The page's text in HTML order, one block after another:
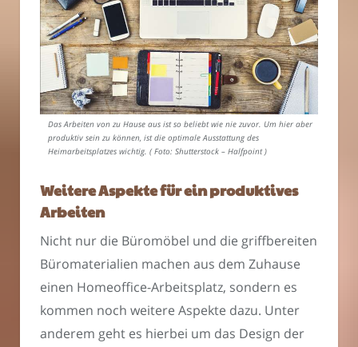
Das Arbeiten von zu Hause aus ist so beliebt wie nie zuvor. Um hier aber
produktiv sein zu können, ist die optimale Ausstattung des
Heimarbeitsplatzes wichtig. ( Foto: Shutterstock – Halfpoint )
Weitere Aspekte für ein produktives
Arbeiten
Nicht nur die Büromöbel und die griffbereiten
Büromaterialien machen aus dem Zuhause
einen Homeoffice-Arbeitsplatz, sondern es
kommen noch weitere Aspekte dazu. Unter
anderem geht es hierbei um das Design der